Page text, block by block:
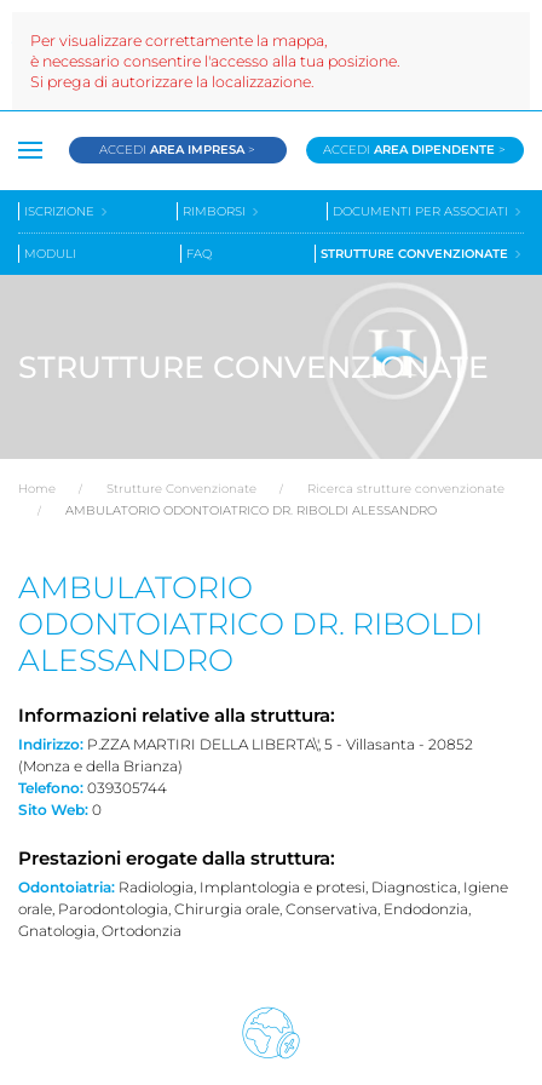
ACCEDIAREA IMPRESA > ACCEDIAREA DIPENDENTE >
ISCRIZIONE RIMBORSI DOCUMENTI PER ASSOCIATI
MODULI FAQ STRUTTURE CONVENZIONATE
STRUTTURE CONVENZIONATE
Home Strutture Convenzionate
Ricerca strutture convenzionate
AMBULATORIO ODONTOIATRICO DR. RIBOLDI ALESSANDRO
AMBULATORIO
ODONTOIATRICO DR. RIBOLDI
ALESSANDRO
Informazioni relative alla struttura:
Indirizzo: P.ZZA MARTIRI DELLA LIBERTA\', 5 - Villasanta - 20852
(Monza e della Brianza)
Telefono: 039305744
Sito Web: 0
Prestazioni erogate dalla struttura:
Odontoiatria: Radiologia, Implantologia e protesi, Diagnostica, Igiene
orale, Parodontologia, Chirurgia orale, Conservativa, Endodonzia,
Gnatologia, Ortodonzia
Per visualizzare correttamente la mappa,
è necessario consentire l'accesso alla tua posizione.
Si prega di autorizzare la localizzazione.